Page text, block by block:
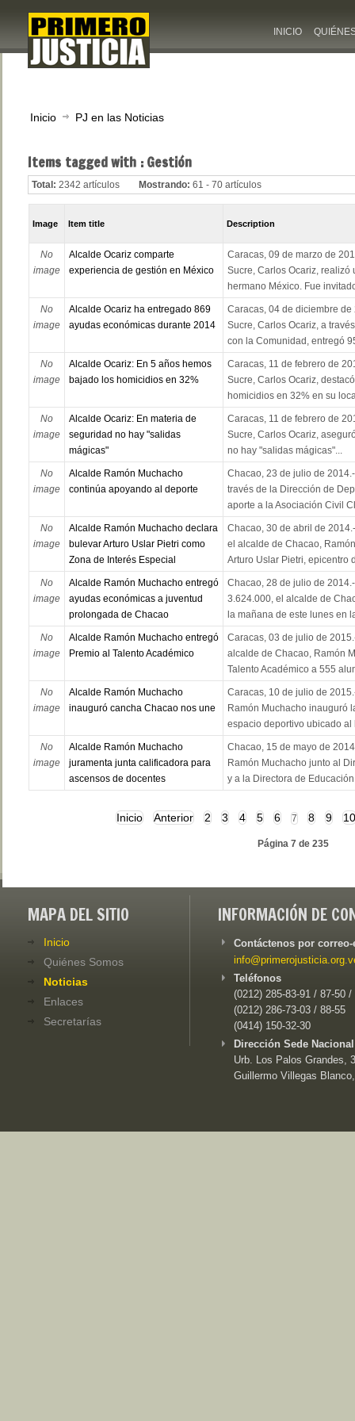
INICIO
Inicio PJ en las Noticias
Items tagged with : Gestión
Total: 2342 artículos Mostrando: 61 - 70 artículos
Image Item title Description
No
image
Alcalde Ocariz comparte
experiencia de gestión en México
Caracas, 09 de marzo de
Sucre, Carlos Ocariz, realizó
hermano México. Fue
No
image
Alcalde Ocariz ha entregado 869
ayudas económicas durante 2014
Caracas, 04 de diciembre
Sucre, Carlos Ocariz, a
con la Comunidad, entregó
No
image
Alcalde Ocariz: En 5 años hemos
bajado los homicidios en 32%
Caracas, 11 de febrero de
Sucre, Carlos Ocariz,
homicidios en 32% en su
No
image
Alcalde Ocariz: En materia de
seguridad no hay "salidas
mágicas"
Caracas, 11 de febrero de
Sucre, Carlos Ocariz,
no hay "salidas mágicas"...
No
image
Alcalde Ramón Muchacho
continúa apoyando al deporte
Chacao, 23 de julio de
través de la Dirección de
aporte a la Asociación Civil
No
image
Alcalde Ramón Muchacho declara
bulevar Arturo Uslar Pietri como
Zona de Interés Especial
Chacao, 30 de abril de
el alcalde de Chacao,
Arturo Uslar Pietri, epicentro
No
image
Alcalde Ramón Muchacho entregó
ayudas económicas a juventud
prolongada de Chacao
Chacao, 28 de julio de
3.624.000, el alcalde de
la mañana de este lunes en
No
image
Alcalde Ramón Muchacho entregó
Premio al Talento Académico
Caracas, 03 de julio de
alcalde de Chacao, Ramón
Talento Académico a 555
No
image
Alcalde Ramón Muchacho
inauguró cancha Chacao nos une
Caracas, 10 de julio de
Ramón Muchacho inauguró
espacio deportivo ubicado al
No
image
Alcalde Ramón Muchacho
juramenta junta calificadora para
ascensos de docentes
Chacao, 15 de mayo de
Ramón Muchacho junto al
y a la Directora de
Inicio Anterior 2 3 4 5 6 7 8 9 10
Página 7 de 235
MAPA DEL SITIO
Inicio
Quiénes Somos
Noticias
Enlaces
Secretarías
INFORMACIÓN DE
Contáctenos por
Teléfonos
(0212) 285-83-91 / 87-50 /
(0212) 286-73-03 / 88-55
(0414) 150-32-30
Dirección Sede
Urb. Los Palos Grandes,
Guillermo Villegas